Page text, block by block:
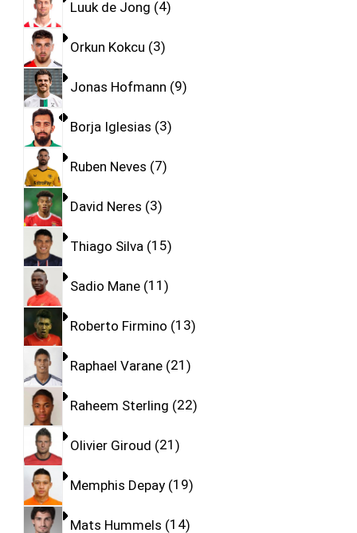
Luuk de Jong 4
Orkun Kokcu 3
Jonas Hofmann 9
Borja Iglesias 3
Ruben Neves 7
David Neres 3
Thiago Silva 15
Sadio Mane 11
Roberto Firmino 13
Raphael Varane 21
Raheem Sterling 22
Olivier Giroud 21
Memphis Depay 19
Mats Hummels 14